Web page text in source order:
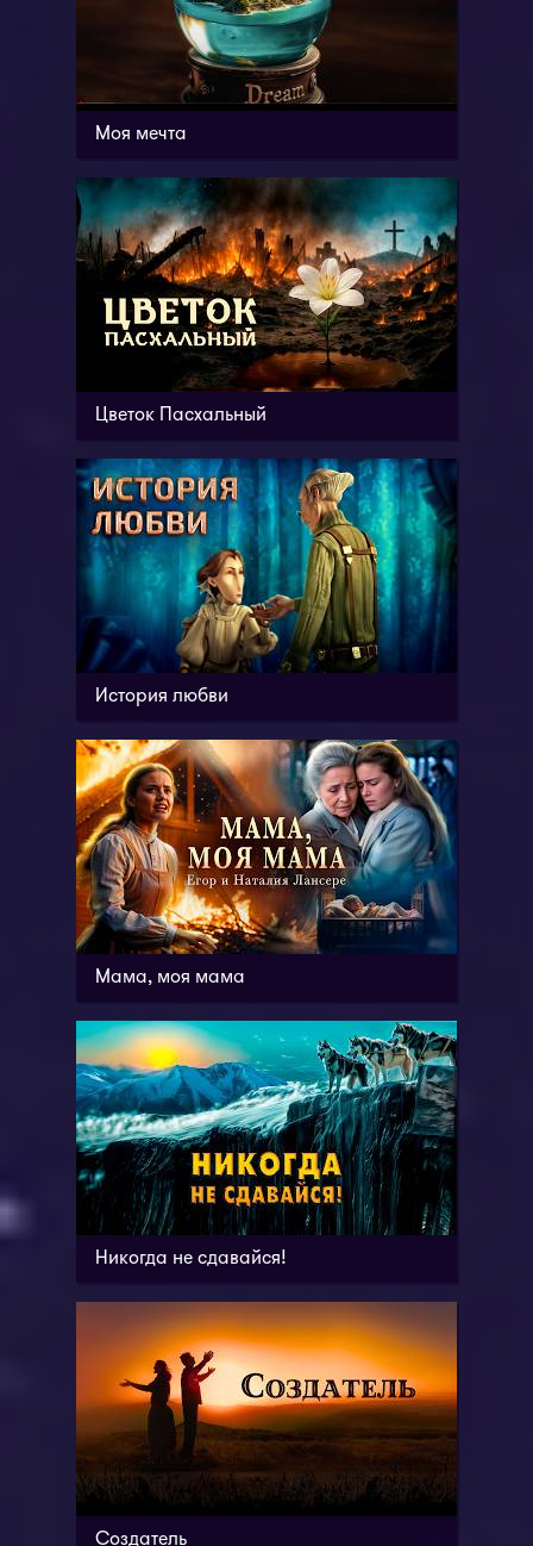
Моя мечта
Цветок Пасхальный
История любви
Мама, моя мама
Никогда не сдавайся!
Создатель